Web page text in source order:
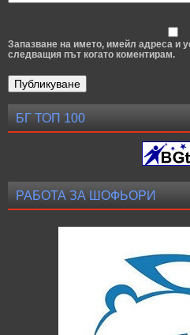
Запазване на името, имейл адреса и
следващия път когато коментирам.
БГ ТОП 100
РАБОТА ЗА ШОФЬОРИ